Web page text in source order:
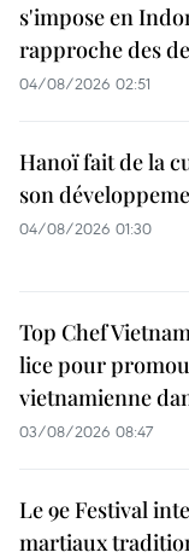
s'impose en
rapproche des
04/08/2026 02:51
Hanoï fait de la
son
04/08/2026 01:30
Top Chef
lice pour
vietnamienne
03/08/2026 08:47
Le 9e Festival
martiaux